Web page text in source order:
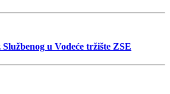
u Vodeće tržište ZSE